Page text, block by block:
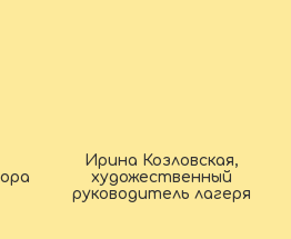
Ирина Козловская,
художественный
руководитель лагеря